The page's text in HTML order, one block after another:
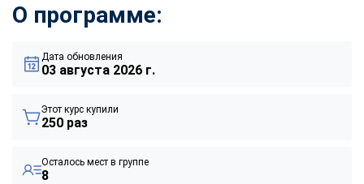
О программе:
Дата обновления
03 августа 2026 г.
Этот курс купили
250 раз
Осталось мест в группе
8